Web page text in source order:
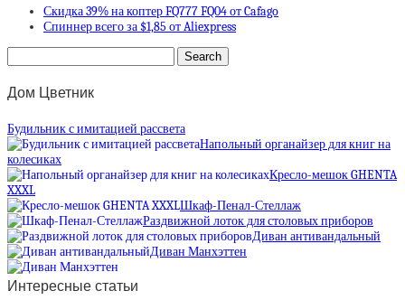
Скидка 39% на коптер FQ777 FQ04 от Cafago
Спиннер всего за $1,85 от Aliexpress
Дом Цветник
Будильник с имитацией рассвета
Напольный органайзер для книг на
колесиках
Кресло-мешок GHENTA
XXXL
Шкаф-Пенал-Стеллаж
Раздвижной лоток для столовых приборов
Диван антивандальный
Диван Манхэттен
Интересные статьи